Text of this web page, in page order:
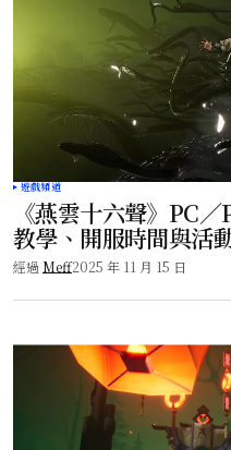
遊戲頻道
《燕雲十六聲》PC
教學、開服時間與活
經過 Meff2025 年 11 月 15 日